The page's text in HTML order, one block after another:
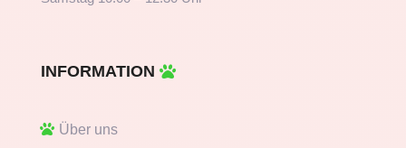
INFORMATION
Über uns